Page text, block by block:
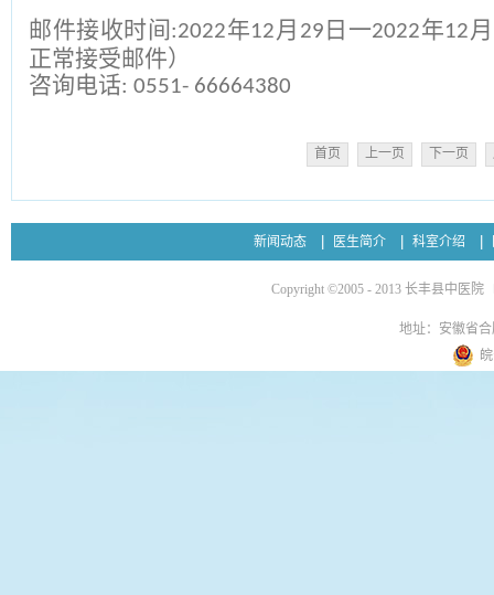
邮件接收时间:2022年12月 29 日一2022年12月
正常接受邮件）
咨询电话: 0551- 66664380
首页 上一页 下一页
新闻动态 医生简介 科室介绍
Copyright ©2005 - 2013 长丰县中医院
地址：安徽省